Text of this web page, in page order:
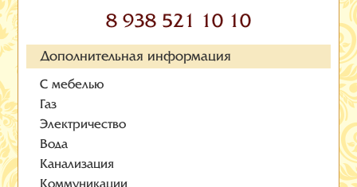
8 938 521 10 10
Дополнительная информация
С мебелью
Газ
Электричество
Вода
Канализация
Коммуникации